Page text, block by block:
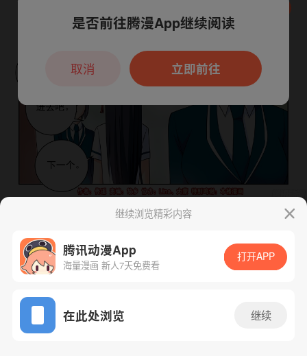
App免费看
下一话
继续浏览精彩内容
腾讯动漫App
海量漫画 新人7天免费看
打开APP
在此处浏览 继续
本章节仅支持App阅读，可打开App新用
户7天免费看
是否前往腾漫App继续阅读
立即前往
取消